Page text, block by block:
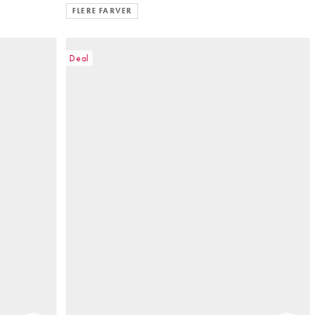
FLERE FARVER
Deal